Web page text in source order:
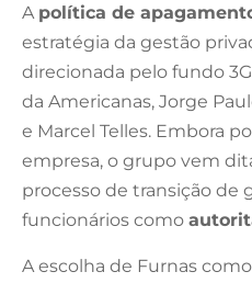
A política de
estratégia da gestão
direcionada pelo fundo
da Americanas, Jorge
e Marcel Telles. Embora
empresa, o grupo vem
processo de transição de
funcionários como
A escolha de Furnas